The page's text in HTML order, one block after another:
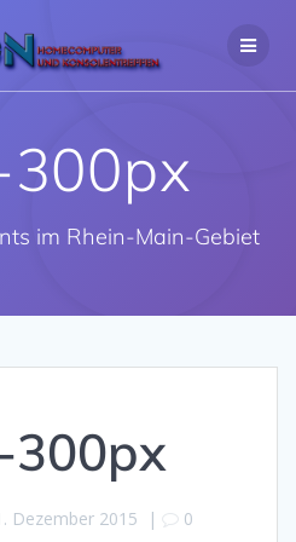
Inhalt
springen
im Rhein-Main-Gebiet
300px
Dezember 2015 | 0